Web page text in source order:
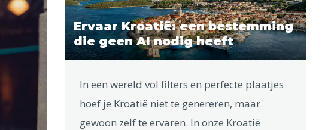
Ervaar Kroatië: een bestemming
die geen AI nodig heeft
In een wereld vol filters en perfecte plaatjes
hoef je Kroatië niet te genereren, maar
gewoon zelf te ervaren. In onze Kroatië